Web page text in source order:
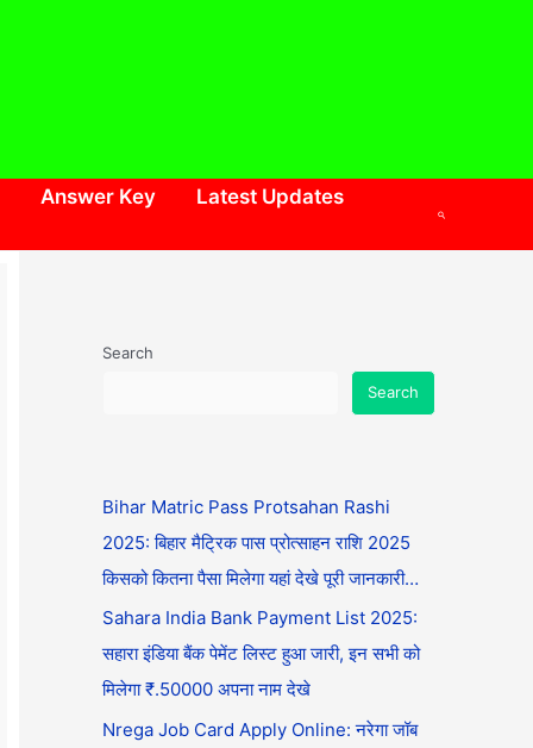
Answer Key Latest Updates
Search
Search
Search
Bihar Matric Pass Protsahan Rashi
2025: बिहार मैट्रिक पास प्रोत्साहन राशि 2025
किसको कितना पैसा मिलेगा यहां देखे पूरी जानकारी…
Sahara India Bank Payment List 2025:
सहारा इंडिया बैंक पेमेंट लिस्ट हुआ जारी, इन सभी को
मिलेगा ₹.50000 अपना नाम देखे
Nrega Job Card Apply Online: नरेगा जॉब